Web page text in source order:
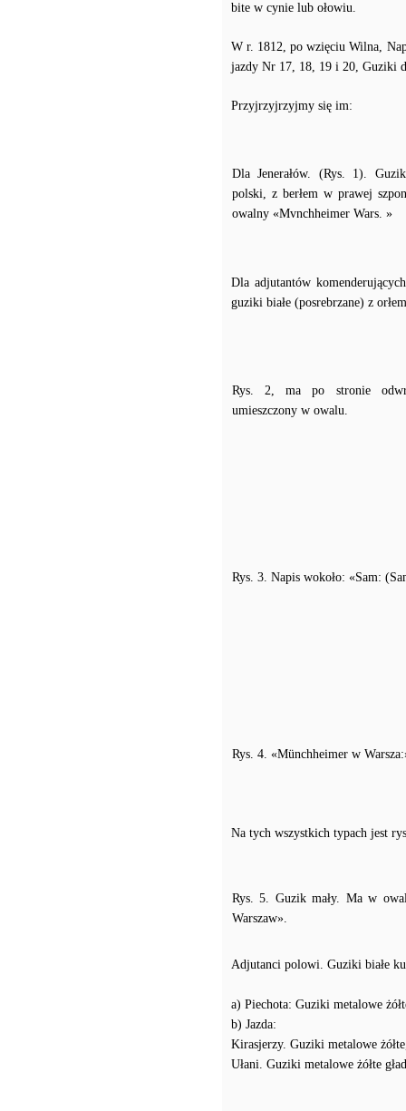
bite w cynie lub ołowiu.
W r. 1812, po wzięciu Wilna,
jazdy Nr 17, 18, 19 i 20, Guziki
Przyjrzyjrzyjmy się im:
Dla Jenerałów. (Rys. 1).
polski, z berłem w prawej
owalny «Mvnchheimer Wars. »
Dla adjutantów
guziki białe (posrebrzane) z
Rys. 2, ma po stronie
umieszczony w owalu.
Rys. 3. Napis wokoło: «Sam:
Rys. 4. «Münchheimer w
Na tych wszystkich typach jest
Rys. 5. Guzik mały. Ma w
Warszaw».
Adjutanci polowi. Guziki białe
a) Piechota: Guziki metalowe
b) Jazda:
Kirasjerzy. Guziki metalowe
Ułani. Guziki metalowe żółte